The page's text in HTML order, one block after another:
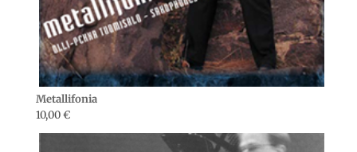
Metallifonia
10,00€